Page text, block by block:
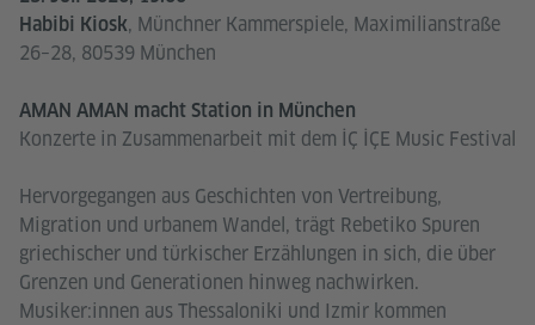
Habibi Kiosk, Münchner Kammerspiele, Maximilianstraße
26–28, 80539 München
AMAN AMAN macht Station in München
Konzerte in Zusammenarbeit mit dem İÇ İÇE Music Festival
Hervorgegangen aus Geschichten von Vertreibung,
Migration und urbanem Wandel, trägt Rebetiko Spuren
griechischer und türkischer Erzählungen in sich, die über
Grenzen und Generationen hinweg nachwirken.
Musiker:innen aus Thessaloniki und Izmir kommen